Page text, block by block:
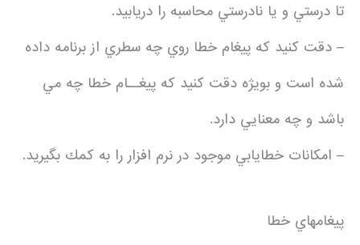
تا درستي و يا نادرستي محاسبه را دريابيد.
– دقت كنيد كه پيغام خطا روي چه سطري از برنامه داده
شده است و بويژه دقت كنيد كه پيغــام خطا چه مي
باشد و چه معنايي دارد.
– امكانات خطايابي موجود در نرم افزار را به كمك بگيريد.
پيغامهاي خطا